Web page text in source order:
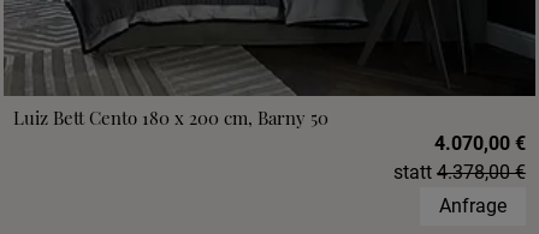
Luiz Bett Cento 180 x 200 cm, Barny 50
4.070,00 €
statt 4.378,00 €
Anfrage